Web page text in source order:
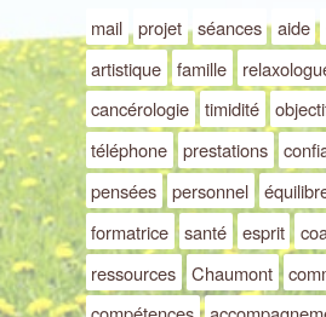
mail projet séances aide
artistique
famille
cancérologie
timidité
téléphone
prestations
pensées
personnel
formatrice
santé esprit
ressources
Chaumont